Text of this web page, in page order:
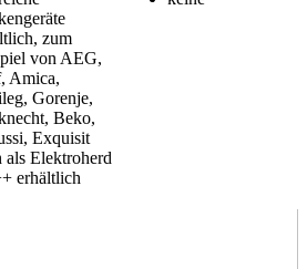
zum
von AEG,
Amica,
Gorenje,
Beko,
Exquisit
als Elektroherd
erhältlich